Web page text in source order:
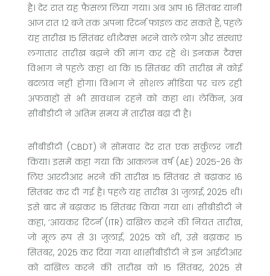
है। देर रात यह फैसला ल‍िया गया। अब आप 16 सितंबर यानी
आज रात 12 बजे तक अपना रिटर्न फाइल कर सकते हैं, पहले
यह तारीख 15 सितंबर थी।टैक्स भरने वाले लोग और संस्थाएं
लगातार तारीख बढ़ाने की मांग कर रहे थे। इनकम टैक्स
विभाग ने पहले कहा था कि 15 सितंबर की तारीख में कोई
बदलाव नहीं होगा। विभाग ने सोशल मीडिया पर चल रही
अफवाहों से भी सावधान रहने को कहा था। लेकिन, अब
सीबीडीटी ने अंतिम समय में तारीख बढ़ा दी है।
सीबीडीटी (CBDT) ने सोमवार देर रात एक सर्कुलर जारी
किया। इसमें कहा गया कि आकलन वर्ष (AE) 2025-26 के
लिए आरटीआर भरने की तारीख 15 सितंबर से बढ़ाकर 16
सितंबर कर दी गई है। पहले यह तारीख 31 जुलाई, 2025 थी।
इसे बाद में बढ़ाकर 15 सितंबर किया गया था। सीबीडीटी ने
कहा, ‘आयकर रिटर्न (ITR) दाखिल करने की नियत तारीख,
जो मूल रूप से 31 जुलाई, 2025 को थी, उसे बढ़ाकर 15
सितंबर, 2025 कर दिया गया था।सीबीडीटी ने इन आईटीआर
को दाखिल करने की तारीख को 15 सितंबर, 2025 से